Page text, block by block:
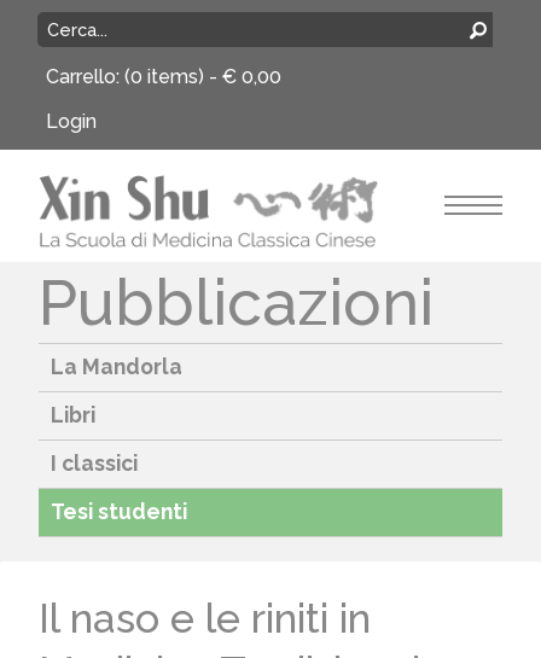
Carrello: (0 items) - € 0,00
Login
Pubblicazioni
La Mandorla
Libri
I classici
Tesi studenti
Il naso e le riniti in